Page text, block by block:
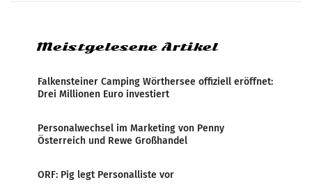
Meistgelesene Artikel
Falkensteiner Camping Wörthersee offiziell eröffnet:
Drei Millionen Euro investiert
Personalwechsel im Marketing von Penny
Österreich und Rewe Großhandel
ORF: Pig legt Personalliste vor